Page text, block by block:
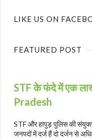
LIKE US ON
FEATURED POST
STF के फंदे में एक
Pradesh
STF और हापुड़ पुलिस की
जनपदों में दर्ज हैं दो दर्जन से